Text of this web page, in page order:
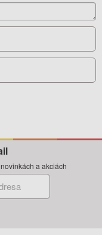
a akciách